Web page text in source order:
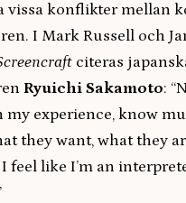
vissa konflikter mellan
I Mark Russell och
citeras
Ryuichi Sakamoto:
my experience, know
they want, what they
feel like I’m an